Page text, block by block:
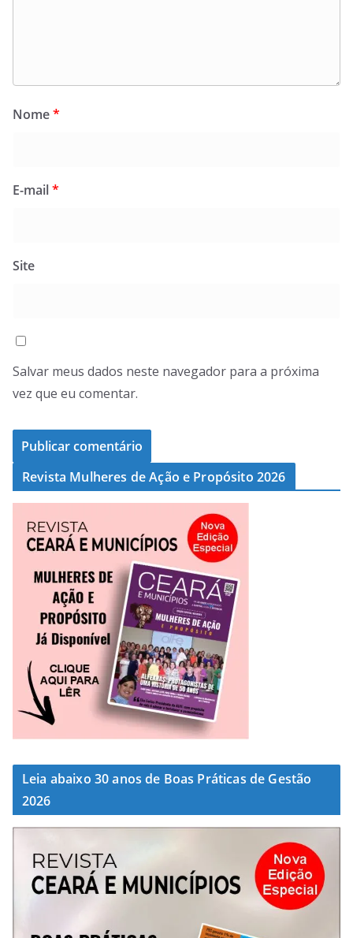
Nome*
E-mail*
Site
Salvar meus dados neste navegador para a próxima
vez que eu comentar.
Revista Mulheres de Ação e Propósito 2026
Leia abaixo 30 anos de Boas Práticas de Gestão
2026